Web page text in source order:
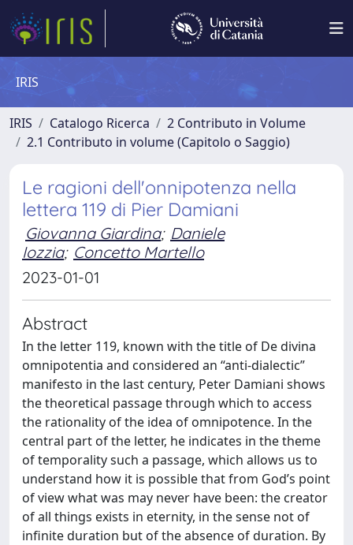
IRIS
IRIS Catalogo Ricerca
2 Contributo in Volume
2.1 Contributo in volume (Capitolo o Saggio)
Le ragioni dell'onnipotenza nella
lettera 119 di Pier Damiani
Giovanna Giardina; Daniele
Iozzia; Concetto Martello
2023-01-01
Abstract
In the letter 119, known with the title of De divina
omnipotentia and considered an “anti-dialectic”
manifesto in the last century, Peter Damiani shows
the theoretical passage through which to access
the rationality of the idea of omnipotence. In the
central part of the letter, he indicates in the theme
of temporality such a passage, which allows us to
understand how it is possible that from God’s point
of view what was may never have been: the creator
of all things exists in eternity, in the sense not of
infinite duration but of the absence of duration. By